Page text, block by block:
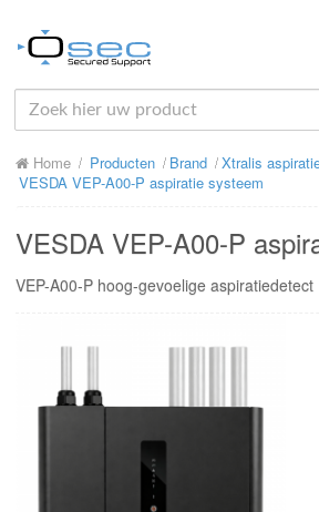
HOME
OVER ONS
MIJN OSEC
Home Producten Brand
Xtralis
VESDA VEP-A00-P aspiratie systeem
VESDA VEP-A00-P
VEP-A00-P hoog-gevoelige aspiratiedetect